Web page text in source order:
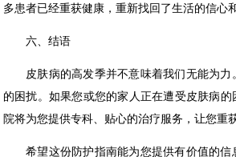
多患者已经重获健康，重新找回了生活的信心
六、结语
皮肤病的高发季并不意味着我们无能为
的困扰。如果您或您的家人正在遭受皮肤病
院将为您提供专科、贴心的治疗服务，让您重
希望这份防护指南能为您提供有价值的